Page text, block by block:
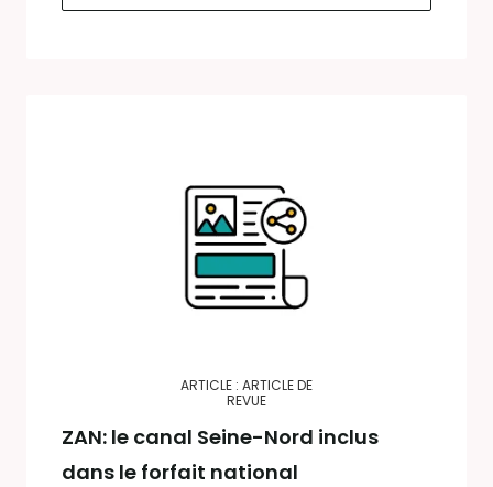
ARTICLE : ARTICLE DE
REVUE
ZAN: le canal Seine-Nord inclus
dans le forfait national